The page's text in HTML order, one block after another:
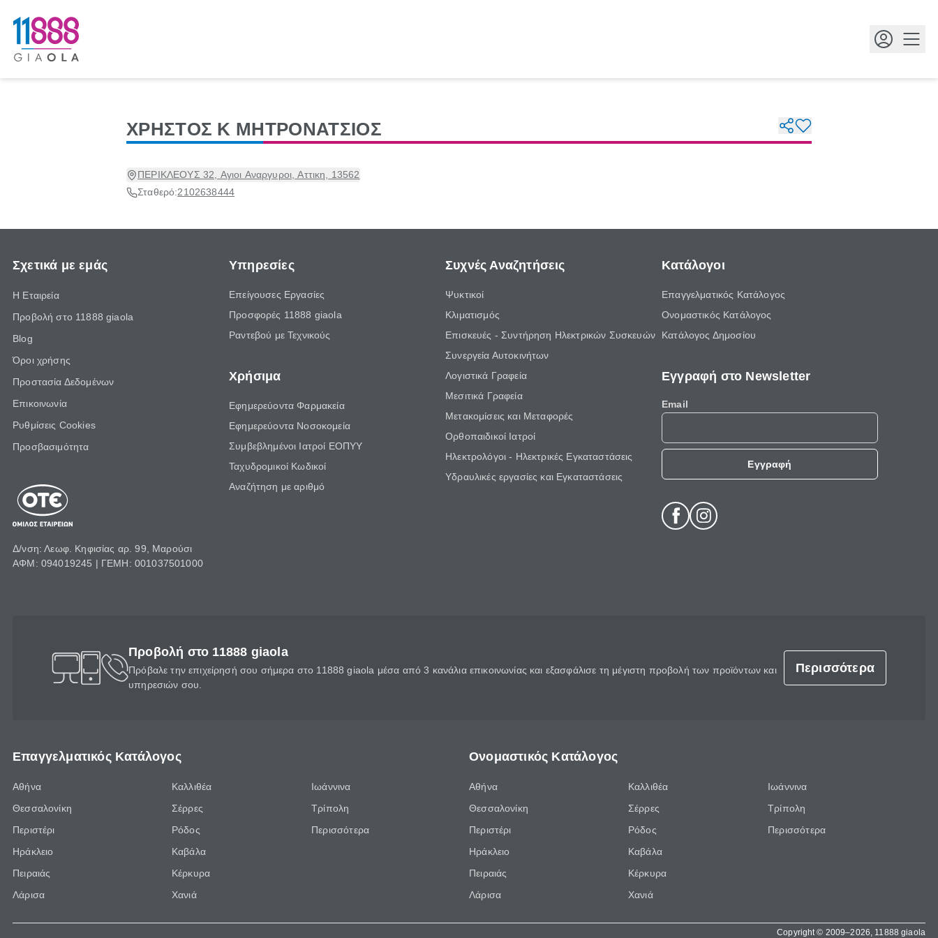
ΧΡΗΣΤΟΣ Κ ΜΗΤΡΟΝΑΤΣΙΟΣ
ΠΕΡΙΚΛΕΟΥΣ 32, Αγιοι Αναργυροι, Αττικη, 13562
Σταθερό:2102638444
Σχετικά με εμάς
Η Εταιρεία
Προβολή στο 11888 giaola
Blog
Όροι χρήσης
Προστασία Δεδομένων
Επικοινωνία
Ρυθμίσεις Cookies
Προσβασιμότητα
Δ/νση: Λεωφ. Κηφισίας αρ. 99, Μαρούσι
ΑΦΜ: 094019245 | ΓΕΜΗ: 001037501000
Υπηρεσίες
Επείγουσες Εργασίες
Προσφορές 11888 giaola
Ραντεβού με Τεχνικούς
Χρήσιμα
Εφημερεύοντα Φαρμακεία
Εφημερεύοντα Νοσοκομεία
Συμβεβλημένοι Ιατροί ΕΟΠΥΥ
Ταχυδρομικοί Κωδικοί
Αναζήτηση με αριθμό
Συχνές Αναζητήσεις
Ψυκτικοί
Κλιματισμός
Επισκευές - Συντήρηση Ηλεκτρικών Συσκευών
Συνεργεία Αυτοκινήτων
Λογιστικά Γραφεία
Μεσιτικά Γραφεία
Μετακομίσεις και Μεταφορές
Ορθοπαιδικοί Ιατροί
Ηλεκτρολόγοι - Ηλεκτρικές Εγκαταστάσεις
Υδραυλικές εργασίες και Εγκαταστάσεις
Κατάλογοι
Επαγγελματικός Κατάλογος
Ονομαστικός Κατάλογος
Κατάλογος Δημοσίου
Εγγραφή στο Newsletter
Email
Εγγραφή
Προβολή στο 11888 giaola
Πρόβαλε την επιχείρησή σου σήμερα στο 11888 giaola μέσα από 3 κανάλια επικοινωνίας και εξασφάλισε τη μέγιστη προβολή των προϊόντων και
υπηρεσιών σου.
Περισσότερα
Επαγγελματικός Κατάλογος
Αθήνα
Θεσσαλονίκη
Περιστέρι
Ηράκλειο
Πειραιάς
Λάρισα
Καλλιθέα
Σέρρες
Ρόδος
Καβάλα
Κέρκυρα
Χανιά
Ιωάννινα
Τρίπολη
Περισσότερα
Ονομαστικός Κατάλογος
Αθήνα
Θεσσαλονίκη
Περιστέρι
Ηράκλειο
Πειραιάς
Λάρισα
Καλλιθέα
Σέρρες
Ρόδος
Καβάλα
Κέρκυρα
Χανιά
Ιωάννινα
Τρίπολη
Περισσότερα
Copyright © 2009–2026, 11888 giaola